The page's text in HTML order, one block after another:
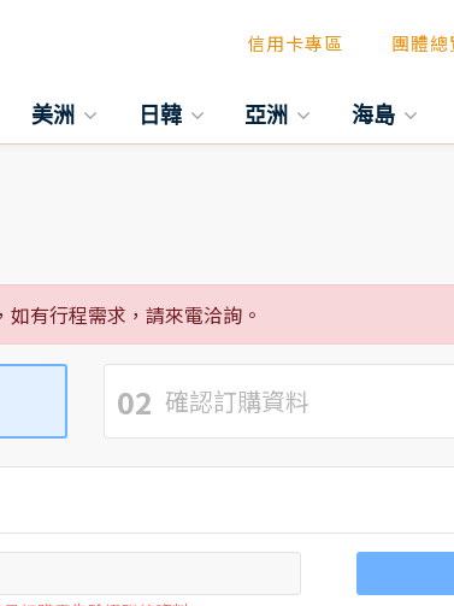
信用卡專區 團體總
美洲 日韓 亞洲 海島
有行程需求，請來電洽詢。
02 確認訂購資料